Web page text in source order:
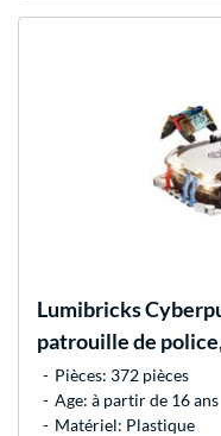
Lumibricks
patrouille de
Pièces: 372 pièces
Age: à partir de 16 ans
Matériel: Plastique